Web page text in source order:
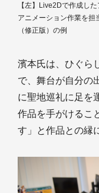
【左】Live2Dで作成し
アニメーション作業を担
（修正版）の例
濱本氏は、ひぐら
で、舞台が自分の
に聖地巡礼に足を
作品を手がけるこ
す」と作品との縁